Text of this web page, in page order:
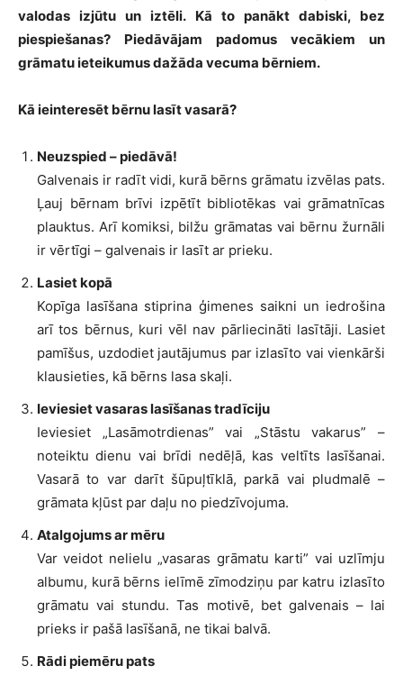
valodas izjūtu un iztēli. Kā to panākt dabiski, bez
piespiešanas? Piedāvājam padomus vecākiem un
grāmatu ieteikumus dažāda vecuma bērniem.
Kā ieinteresēt bērnu lasīt vasarā?
Neuzspied – piedāvā!
Galvenais ir radīt vidi, kurā bērns grāmatu izvēlas pats.
Ļauj bērnam brīvi izpētīt bibliotēkas vai grāmatnīcas
plauktus. Arī komiksi, bilžu grāmatas vai bērnu žurnāli
ir vērtīgi – galvenais ir lasīt ar prieku.
Lasiet kopā
Kopīga lasīšana stiprina ģimenes saikni un iedrošina
arī tos bērnus, kuri vēl nav pārliecināti lasītāji. Lasiet
pamīšus, uzdodiet jautājumus par izlasīto vai vienkārši
klausieties, kā bērns lasa skaļi.
Ieviesiet vasaras lasīšanas tradīciju
Ieviesiet „Lasāmotrdienas” vai „Stāstu vakarus” –
noteiktu dienu vai brīdi nedēļā, kas veltīts lasīšanai.
Vasarā to var darīt šūpuļtīklā, parkā vai pludmalē –
grāmata kļūst par daļu no piedzīvojuma.
Atalgojums ar mēru
Var veidot nelielu „vasaras grāmatu karti” vai uzlīmju
albumu, kurā bērns ielīmē zīmodziņu par katru izlasīto
grāmatu vai stundu. Tas motivē, bet galvenais – lai
prieks ir pašā lasīšanā, ne tikai balvā.
Rādi piemēru pats